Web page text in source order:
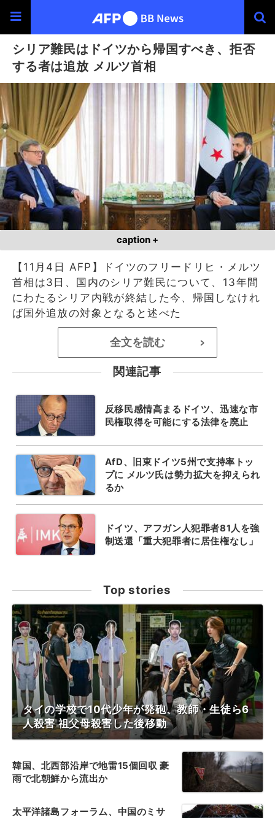
シリア難民はドイツから帰国すべき、拒否
する者は追放 メルツ首相
caption +
【11月4日 AFP】ドイツのフリードリヒ・メルツ
首相は3日、国内のシリア難民について、13年間
にわたるシリア内戦が終結した今、帰国しなけれ
ば国外追放の対象となると述べた
全文を読む >
関連記事
反移民感情高まるドイツ、迅速な市
民権取得を可能にする法律を廃止
AfD、旧東ドイツ5州で支持率トッ
プに メルツ氏は勢力拡大を抑えられ
るか
ドイツ、アフガン人犯罪者81人を強
制送還「重大犯罪者に居住権なし」
Top stories
タイの学校で10代少年が発砲、教師・生徒ら6
人殺害 祖父母殺害した後移動
韓国、北西部沿岸で地雷15個回収 豪
雨で北朝鮮から流出か
太平洋諸島フォーラム、中国のミサ